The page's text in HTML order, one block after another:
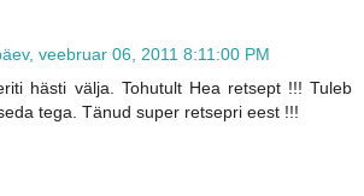
veebruar 06, 2011 8:11:00 PM
hästi välja. Tohutult Hea retsept !!! Tuleb
tega. Tänud super retsepri eest !!!